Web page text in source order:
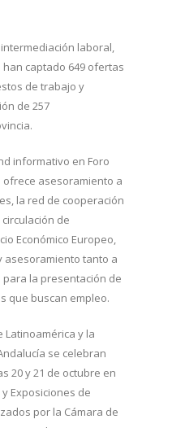
laboral,
captado 649 ofertas
de trabajo y
de 257
informativo en Foro
ofrece asesoramiento a
la red de cooperación
de
Económico Europeo,
asesoramiento tanto a
la presentación de
que buscan empleo.
Latinoamérica y la
se celebran
20 y 21 de octubre en
Exposiciones de
por la Cámara de